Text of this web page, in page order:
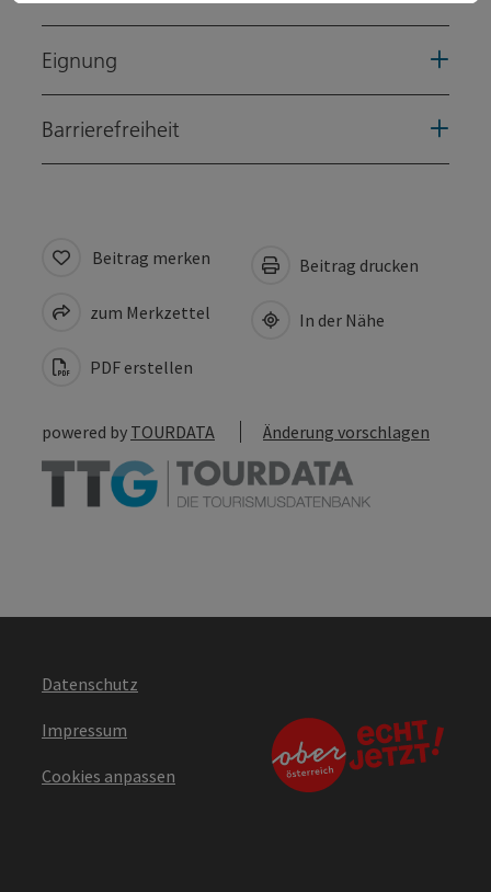
Eignung
Barrierefreiheit
Beitrag merken
zum Merkzettel
PDF erstellen
Beitrag drucken
In der Nähe
powered by TOURDATA Änderung vorschlagen
Datenschutz
Impressum
Cookies anpassen